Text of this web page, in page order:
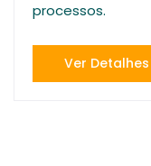
processos.
Ver Detalhes